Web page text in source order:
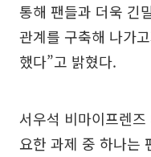
통해 팬들과 더욱 긴
관계를 구축해 나가
했다”고 밝혔다.
서우석 비마이프렌
요한 과제 중 하나는